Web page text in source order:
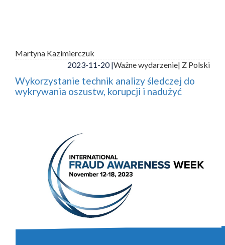
Martyna Kazimierczuk
2023-11-20 |Ważne wydarzenie| Z Polski
Wykorzystanie technik analizy śledczej do
wykrywania oszustw, korupcji i nadużyć